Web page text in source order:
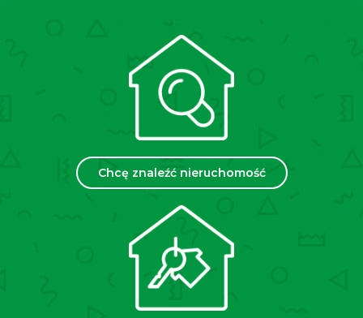
Chcę znaleźć nieruchomość
Atutem mieszkania jest jego lokalizacja –
nieruchomość znajduje się przy ulicy Idzikowskiego co
sprawia, że dojście do Ronda Mogilskiego i dojazd do
ścisłego centrum komunikacją zajmuje razem 12 minut.
miejskiej:
autobusowego: 4 minuty pieszo,
– odległość do najbliższego przystanku
tramwajowego: 4 minuty pieszo,
– Uniwersytet Ekonomiczny – 15 minut pieszo,